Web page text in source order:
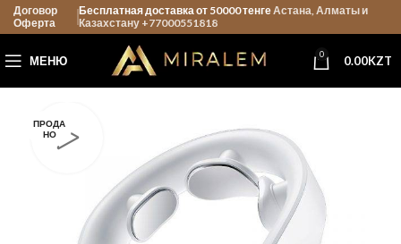
Договор
Оферта
Бесплатная доставка от 50000 тенгеАстана, Алматы и
Казахстану +77000551818
МЕНЮ 0 0.00KZT
ПРОДА
НО